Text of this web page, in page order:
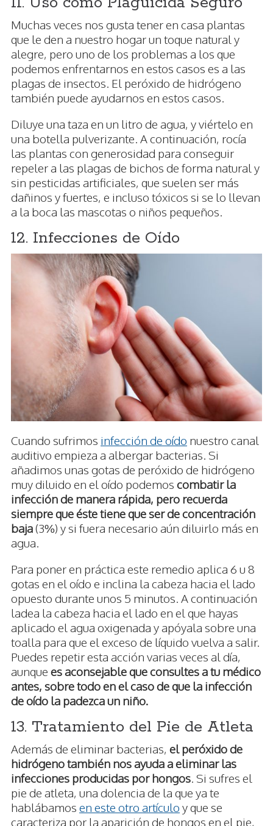
Muchas veces nos gusta tener en casa plantas
que le den a nuestro hogar un toque natural y
alegre, pero uno de los problemas a los que
podemos enfrentarnos en estos casos es a las
plagas de insectos. El peróxido de hidrógeno
también puede ayudarnos en estos casos.
Diluye una taza en un litro de agua, y viértelo en
una botella pulverizante. A continuación, rocía
las plantas con generosidad para conseguir
repeler a las plagas de bichos de forma natural y
sin pesticidas artificiales, que suelen ser más
dañinos y fuertes, e incluso tóxicos si se lo llevan
a la boca las mascotas o niños pequeños.
12. Infecciones de Oído
Cuando sufrimos infección de oído nuestro canal
auditivo empieza a albergar bacterias. Si
añadimos unas gotas de peróxido de hidrógeno
muy diluido en el oído podemos combatir la
infección de manera rápida, pero recuerda
siempre que éste tiene que ser de concentración
baja(3%) y si fuera necesario aún diluirlo más en
agua.
Para poner en práctica este remedio aplica 6 u 8
gotas en el oído e inclina la cabeza hacia el lado
opuesto durante unos 5 minutos. A continuación
ladea la cabeza hacia el lado en el que hayas
aplicado el agua oxigenada y apóyala sobre una
toalla para que el exceso de líquido vuelva a salir.
Puedes repetir esta acción varias veces al día,
aunque es aconsejable que consultes a tu médico
antes, sobre todo en el caso de que la infección
de oído la padezca un niño.
13. Tratamiento del Pie de Atleta
Además de eliminar bacterias, el peróxido de
hidrógeno también nos ayuda a eliminar las
infecciones producidas por hongos . Si sufres el
pie de atleta, una dolencia de la que ya te
hablábamos en este otro artículo y que se
caracteriza por la aparición de hongos en el pie,